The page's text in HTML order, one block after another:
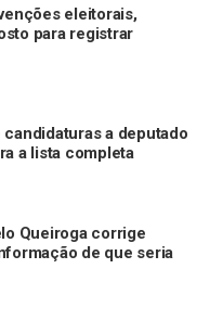
eleitorais,
para registrar
a deputado
a lista completa
Queiroga corrige
de que seria